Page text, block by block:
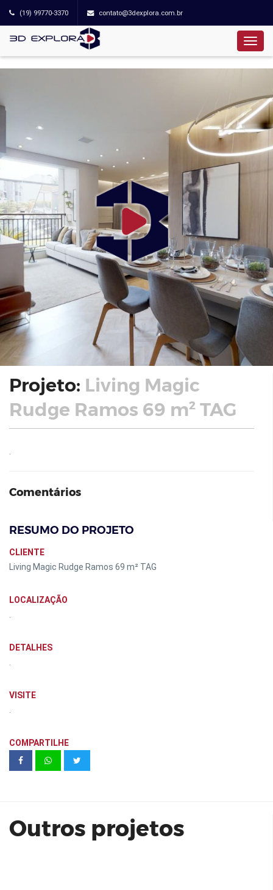
(19) 99770-3370 contato@3dexplora.com.br
Projeto: Living Magic
Rudge Ramos 69 m² TAG
Comentários
RESUMO DO PROJETO
CLIENTE
Living Magic Rudge Ramos 69 m² TAG
LOCALIZAÇÃO
DETALHES
VISITE
COMPARTILHE
Outros projetos
Arcos Itaim - Even